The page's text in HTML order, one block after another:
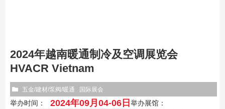
2024年越南暖通制冷及空调展览会
HVACR Vietnam
五金/建材/泵阀/暖通 国际展会
举办时间： 2024年09月04-06日 举办展馆：